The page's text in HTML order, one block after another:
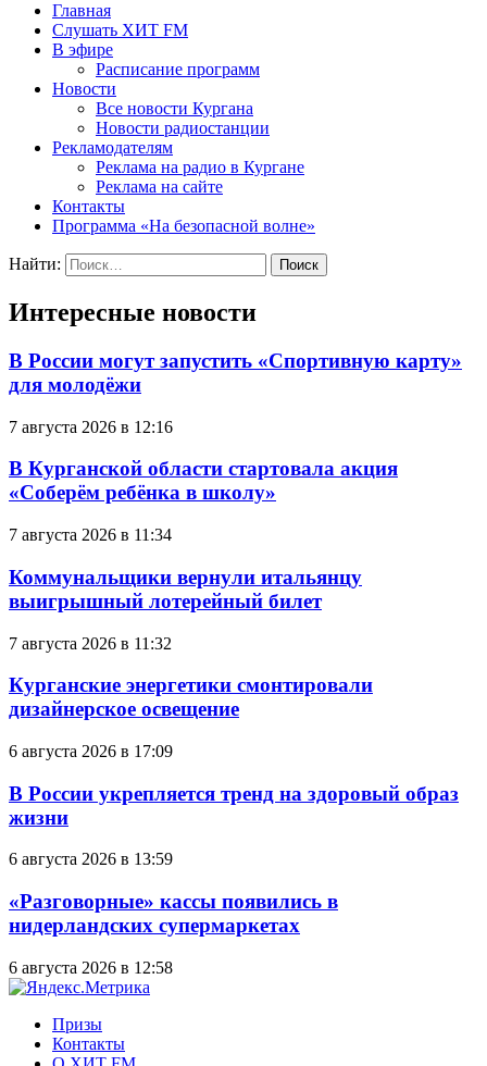
Главная
Слушать ХИТ FM
В эфире
Расписание программ
Новости
Все новости Кургана
Новости радиостанции
Рекламодателям
Реклама на радио в Кургане
Реклама на сайте
Контакты
Программа «На безопасной волне»
Найти:
Интересные новости
В России могут запустить «Спортивную карту»
для молодёжи
7 августа 2026 в 12:16
В Курганской области стартовала акция
«Соберём ребёнка в школу»
7 августа 2026 в 11:34
Коммунальщики вернули итальянцу
выигрышный лотерейный билет
7 августа 2026 в 11:32
Курганские энергетики смонтировали
дизайнерское освещение
6 августа 2026 в 17:09
В России укрепляется тренд на здоровый образ
жизни
6 августа 2026 в 13:59
«Разговорные» кассы появились в
нидерландских супермаркетах
6 августа 2026 в 12:58
Призы
Контакты